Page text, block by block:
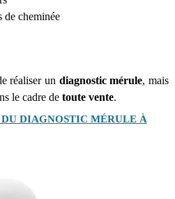
de cheminée
réaliser un diagnostic mérule, mais
le cadre de toute vente.
DIAGNOSTIC MÉRULE À